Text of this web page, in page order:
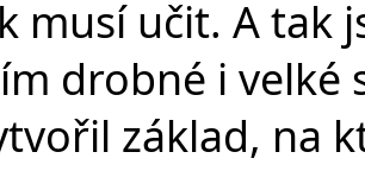
musí učit. A tak
drobné i velké
základ, na